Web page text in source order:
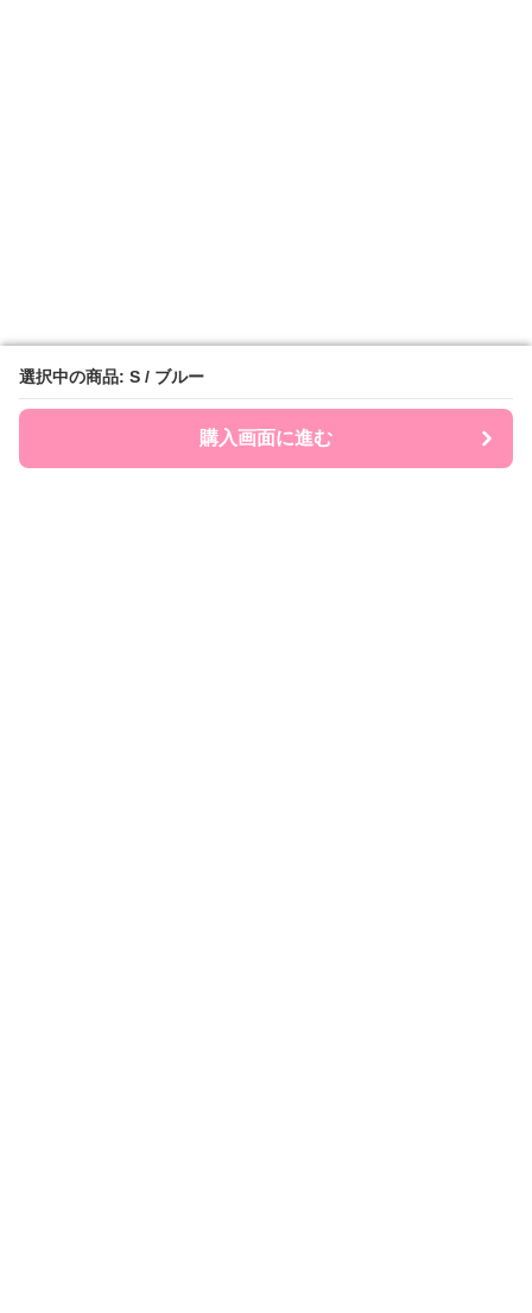
選択中の商品: S / ブルー
購入画面に進む
選択中の商品: S / ブルー
購入画面に進む